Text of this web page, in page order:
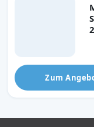
Zum